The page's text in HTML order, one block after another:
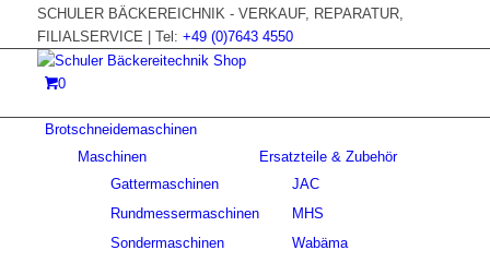
SCHULER BÄCKEREICHNIK - VERKAUF, REPARATUR,
FILIALSERVICE | Tel: +49 (0)7643 4550
0
Brotschneidemaschinen
Maschinen
Gattermaschinen
Rundmessermaschinen
Sondermaschinen
Ersatzteile & Zubehör
JAC
MHS
Wabäma